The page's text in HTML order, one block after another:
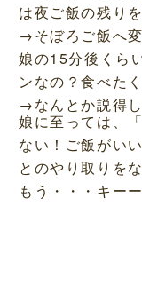
は夜ご飯の残り
→そぼろご飯へ
娘の15分後くら
ンなの？食べた
→なんとか説得
娘に至っては、
ない！ご飯がい
とのやり取りを
もう・・・キー